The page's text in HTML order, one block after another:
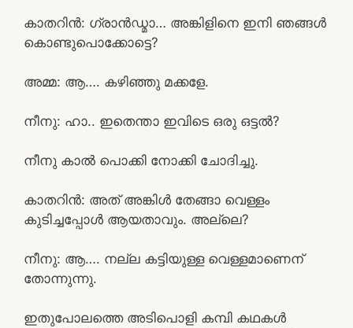
കാതറിൻ: ഗ്രാൻഡ്മാ… അങ്കിളിനെ ഇനി ഞങ്ങൾ
കൊണ്ടുപൊക്കോട്ടെ?
അമ്മ: ആ…. കഴിഞ്ഞു മക്കളേ.
നീനു: ഹാ.. ഇതെന്താ ഇവിടെ ഒരു ഒട്ടൽ?
നീനു കാൽ പൊക്കി നോക്കി ചോദിച്ചു.
കാതറിൻ: അത് അങ്കിൾ തേങ്ങാ വെള്ളം
കുടിച്ചപ്പോൾ ആയതാവും. അല്ലെ?
നീനു: ആ…. നല്ല കട്ടിയുള്ള വെള്ളമാണെന്
തോന്നുന്നു.
ഇതുപോലത്തെ അടിപൊളി കമ്പി കഥകൾ